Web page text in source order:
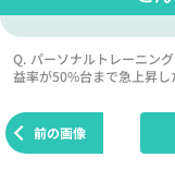
Q. パーソナルトレーニン
益率が50%台まで急上昇し
前の画像